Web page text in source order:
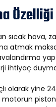
Özelliği
sıcak hava,
atmak
ihtiyaç
olarak yine
motorun